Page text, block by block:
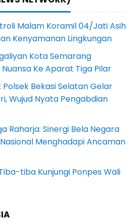
Malam Koramil 04/Jati Asih
Kenyamanan Lingkungan
Kota Semarang
Ke Aparat Tiga Pilar
Bekasi Selatan Gelar
Wujud Nyata Pengabdian
Raharja: Sinergi Bela Negara
Menghadapi Ancaman
tiba Kunjungi Ponpes Wali